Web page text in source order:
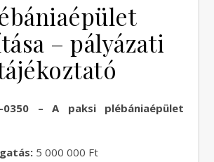
– pályázati
5 000 000 Ft